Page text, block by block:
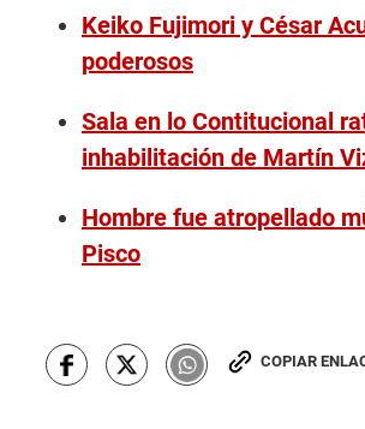
Keiko Fujimori y César
poderosos
Sala en lo Contitucional
inhabilitación de Martín
Hombre fue atropellado
Pisco
COPIAR